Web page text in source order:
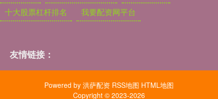
十大股票杠杆排名
我要配资网平台
友情链接：
Powered by 洪萨配资 RSS地图 HTML地图
Copyright © 2023-2026